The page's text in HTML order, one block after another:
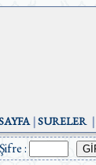
|SURELER|
Şifre :